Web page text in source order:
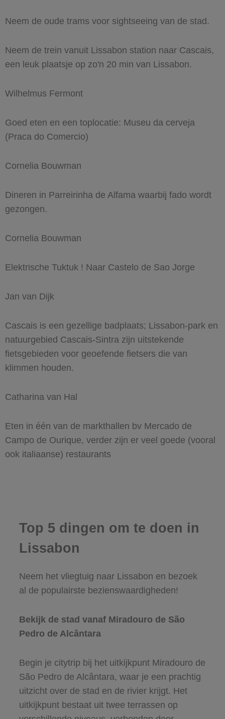
Neem de oude trams voor sightseeing van de stad.
Neem de trein vanuit Lissabon station naar Cascais,
een leuk plaatsje op zo'n 20 min van Lissabon.
Wilhelmus Fermont
Goed eten en een toplocatie: Museu da cerveja
(Praca do Comercio)
Cornelia Bouwman
Dineren in Parreirinha de Alfama waarbij fado wordt
gezongen.
Cornelia Bouwman
Elektrische Tuktuk ! Naar Castelo de Sao Jorge
Jan van Dijk
Cascais is een gezellige badplaats; Lissabon-park en
natuurgebied Cascais-Sintra zijn uitstekende
fietsgebieden voor geoefende fietsers die van
klimmen houden.
Catharina van Hal
Eten in één van de markthallen bv Mercado de
Campo de Ourique, verder zijn er veel goede (vooral
ook italiaanse) restaurants
Top 5 dingen om te doen in
Lissabon
Neem het vliegtuig naar Lissabon en bezoek
al de populairste bezienswaardigheden!
Bekijk de stad vanaf Miradouro de São
Pedro de Alcântara
Begin je citytrip bij het uitkijkpunt Miradouro de
São Pedro de Alcântara, waar je een prachtig
uitzicht over de stad en de rivier krijgt. Het
uitkijkpunt bestaat uit twee terrassen op